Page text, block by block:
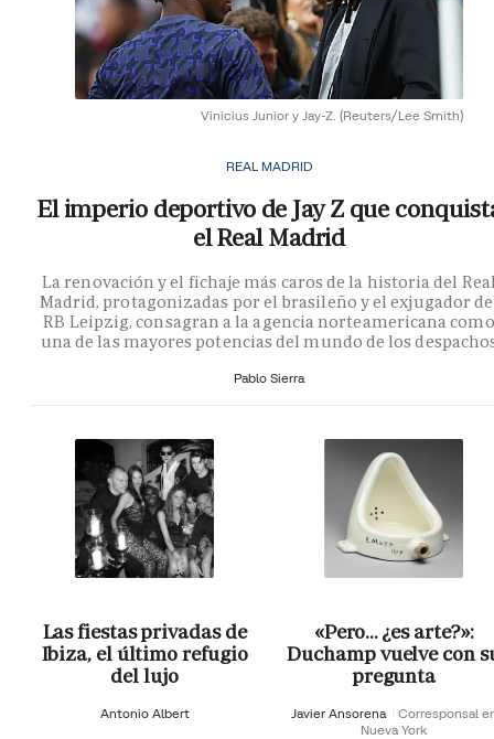
Vinicius Junior y Jay-Z. (Reuters/Lee Smith)
REAL MADRID
El imperio deportivo de Jay Z que
el Real Madrid
La renovación y el fichaje más caros de la historia del
Madrid, protagonizadas por el brasileño y el exjugador
RB Leipzig, consagran a la agencia norteamericana como
una de las mayores potencias del mundo de los
Pablo Sierra
Las fiestas privadas de
Ibiza, el último refugio
del lujo
Antonio Albert
«Pero… ¿es arte?»:
Duchamp vuelve con
pregunta
Javier Ansorena
Corresponsal
Nueva York